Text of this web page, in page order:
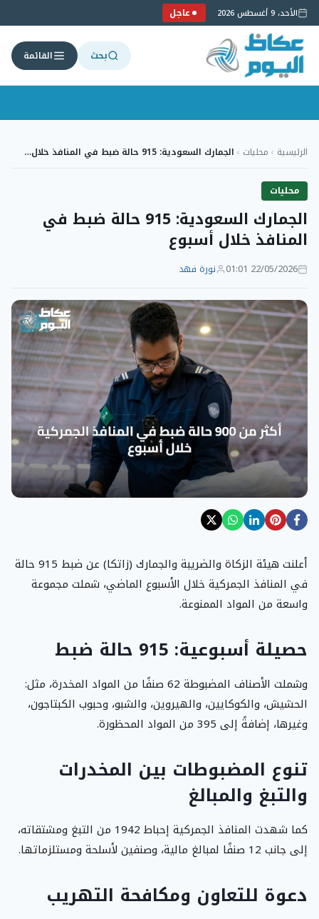
الأحد، 9 أغسطس 2026 عاجل
بحث القائمة
إلىالرئيسية › محليات › الجمارك السعودية: 915 حالة ضبط في المنافذ خلال…
محليات
الجمارك السعودية: 915 حالة ضبط في
المنافذ خلال أسبوع
22/05/2026 01:01 نورة فهد
أعلنت هيئة الزكاة والضريبة والجمارك (زاتكا) عن ضبط 915 حالة
في المنافذ الجمركية خلال الأسبوع الماضي، شملت مجموعة
واسعة من المواد الممنوعة.
حصيلة أسبوعية: 915 حالة ضبط
وشملت الأصناف المضبوطة 62 صنفًا من المواد المخدرة، مثل:
الحشيش، والكوكايين، والهيروين، والشبو، وحبوب الكبتاجون،
وغيرها، إضافةً إلى 395 من المواد المحظورة.
تنوع المضبوطات بين المخدرات
والتبغ والمبالغ
كما شهدت المنافذ الجمركية إحباط 1942 من التبغ ومشتقاته،
إلى جانب 12 صنفًا لمبالغ مالية، وصنفين لأسلحة ومستلزماتها.
دعوة للتعاون ومكافحة التهريب